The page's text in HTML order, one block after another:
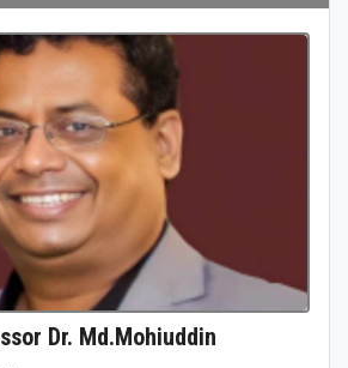
Dr. Md.Mohiuddin